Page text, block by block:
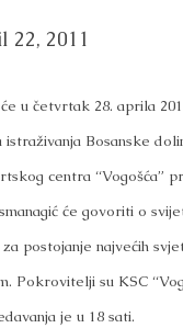
22, 2011
u četvrtak 28. aprila
Bosanske
centra “Vogošća”
će govoriti o
postojanje najvećih
Pokrovitelji su KSC
je u 18 sati.